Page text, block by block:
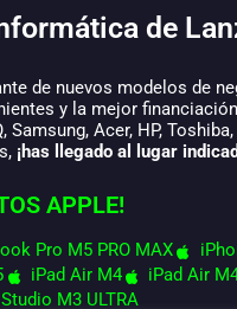
de
de nuevos modelos de
y la mejor
Acer, HP,
¡has llegado al lugar
APPLE!
Pro M5 PRO MAX
iPad Air M4 iPad Air
M3 ULTRA